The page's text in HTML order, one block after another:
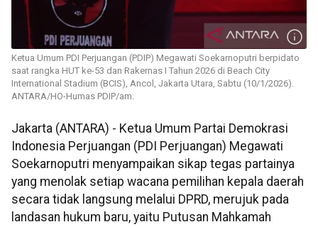
Ketua Umum PDI Perjuangan (PDIP) Megawati Soekarnoputri berpidato
saat rangka HUT ke-53 dan Rakernas I Tahun 2026 di Beach City
International Stadium (BCIS), Ancol, Jakarta Utara, Sabtu (10/1/2026).
ANTARA/HO-Humas PDIP/am.
Jakarta (ANTARA) - Ketua Umum Partai Demokrasi
Indonesia Perjuangan (PDI Perjuangan) Megawati
Soekarnoputri menyampaikan sikap tegas partainya
yang menolak setiap wacana pemilihan kepala daerah
secara tidak langsung melalui DPRD, merujuk pada
landasan hukum baru, yaitu Putusan Mahkamah